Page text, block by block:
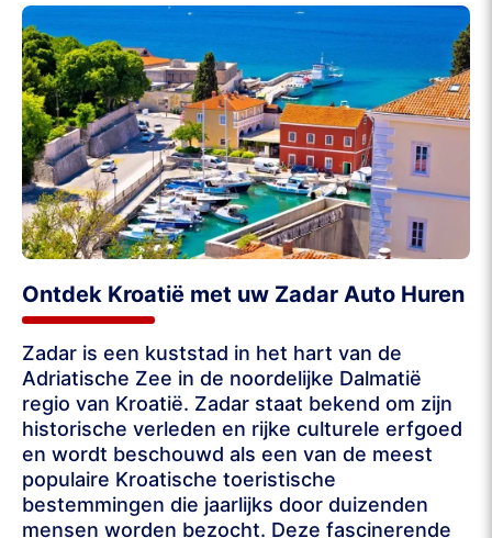
Ontdek Kroatië met uw Zadar Auto Huren
Zadar is een kuststad in het hart van de
Adriatische Zee in de noordelijke Dalmatië
regio van Kroatië. Zadar staat bekend om zijn
historische verleden en rijke culturele erfgoed
en wordt beschouwd als een van de meest
populaire Kroatische toeristische
bestemmingen die jaarlijks door duizenden
mensen worden bezocht. Deze fascinerende